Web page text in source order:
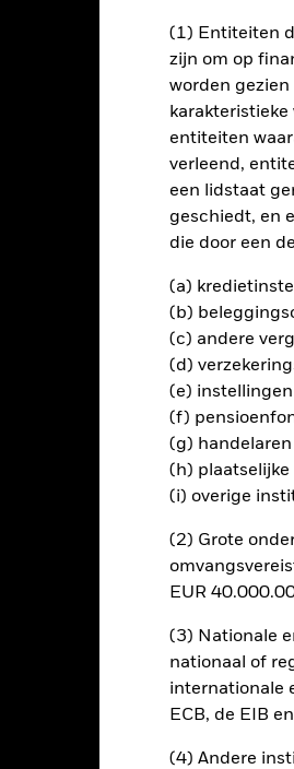
(1) Entiteiten
zijn om op
worden
entiteiten
verleend,
een lidstaat
geschiedt, en
die door een
(a)
(b)
(c) andere
(d)
(e)
(f)
(g)
(h)
(i) overige
(2) Grote
EUR
(3) Nationale
nationaal of
internationale
ECB, de EIB
(4) Andere
omloopsnelheid. Vastrentende
controle van het
dat deze na de ALP voor ten minste
uitgegeven door Europese
activiteiten uitvoeren. Op het moment
in dat het Fonds aan een hoog
De waarde en het rendement
hun oorspronkelijke inleg.
bedoeld voor beleggers die de
kapitaalverlies groter zijn. Het fonds
van de activa die worden
ondernemingen uit te sluiten die zich
Na een ESG-screening kan het
effect hebben op de waarde van de
vastrentende effecten.
deze risico's dan vastrentende
besmettingsrisico (ook bekend als
waarborgt dat er geschikte
het uitklapvakje direct onder de
valutahedging worden aangegeven
aandelenklassen met